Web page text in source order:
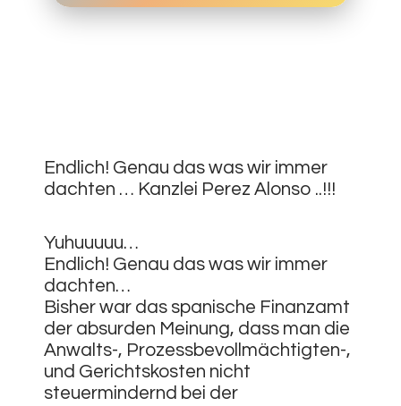
Endlich! Genau das was wir immer
dachten … Kanzlei Perez Alonso ..!!!
Yuhuuuuu…
Endlich! Genau das was wir immer
dachten…
Bisher war das spanische Finanzamt
der absurden Meinung, dass man die
Anwalts-, Prozessbevollmächtigten-,
und Gerichtskosten nicht
steuermindernd bei der